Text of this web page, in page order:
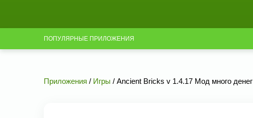
ПОПУЛЯРНЫЕ ПРИЛОЖЕНИЯ
Приложения / Игры / Ancient Bricks v 1.4.17 Мод много денег